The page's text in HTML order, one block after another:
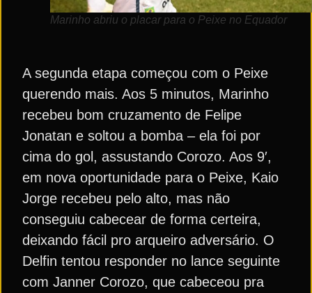
Marinho abriu o placar para o Peixe no Equador
A segunda etapa começou com o Peixe
querendo mais. Aos 5 minutos, Marinho
recebeu bom cruzamento de Felipe
Jonatan e soltou a bomba – ela foi por
cima do gol, assustando Corozo. Aos 9′,
em nova oportunidade para o Peixe, Kaio
Jorge recebeu pelo alto, mas não
conseguiu cabecear de forma certeira,
deixando fácil pro arqueiro adversário. O
Delfin tentou responder no lance seguinte
com Janner Corozo, que cabeceou pra